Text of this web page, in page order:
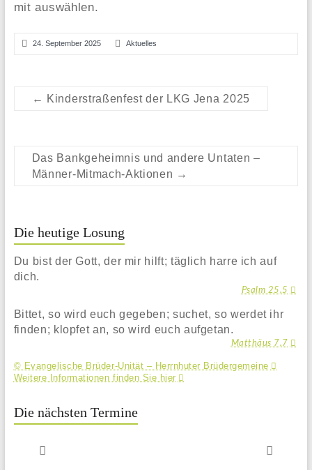
mit auswählen.
24. September 2025 Aktuelles
← Kinderstraßenfest der LKG Jena 2025
Das Bankgeheimnis und andere Untaten –
Männer-Mitmach-Aktionen →
Die heutige Losung
Du bist der Gott, der mir hilft; täglich harre ich auf
dich.
Psalm 25,5
Bittet, so wird euch gegeben; suchet, so werdet ihr
finden; klopfet an, so wird euch aufgetan.
Matthäus 7,7
© Evangelische Brüder-Unität – Herrnhuter Brüdergemeine
Weitere Informationen finden Sie hier
Die nächsten Termine